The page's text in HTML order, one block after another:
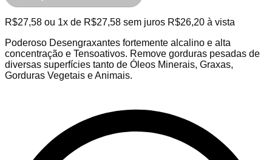
R$27,58 ou 1x de R$27,58 sem juros R$26,20 à vista
Poderoso Desengraxantes fortemente alcalino e alta
concentração e Tensoativos. Remove gorduras pesadas de
diversas superfícies tanto de Óleos Minerais, Graxas,
Gorduras Vegetais e Animais.